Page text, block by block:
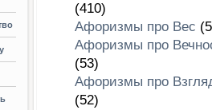
(410)
Афоризмы про Вес
Афоризмы про
(53)
Афоризмы про
(52)